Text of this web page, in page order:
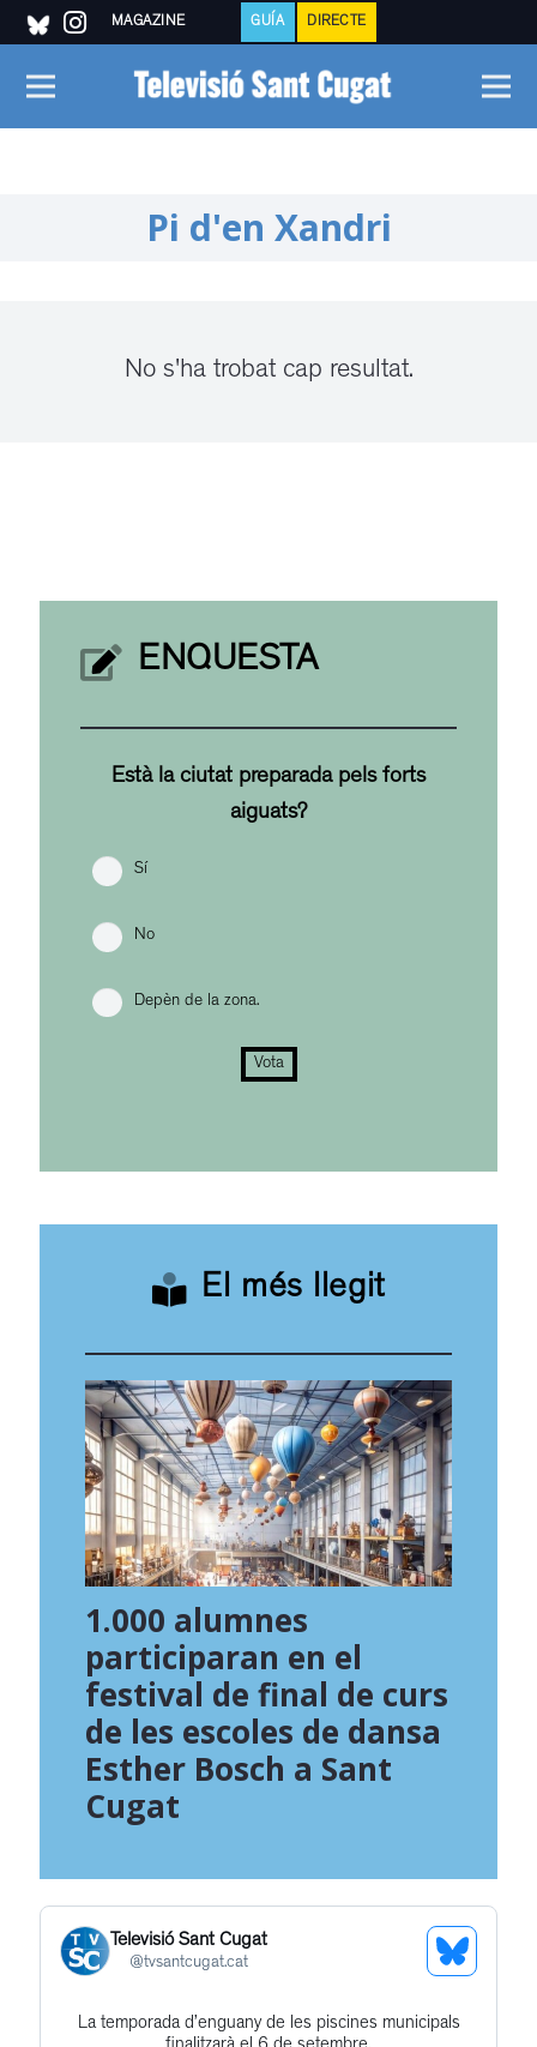
MAGAZINE GUÍA DIRECTE
Pi d'en Xandri
No s'ha trobat cap resultat.
ENQUESTA
Està la ciutat preparada pels forts
aiguats?
Sí
No
Depèn de la zona.
Vota
El més llegit
1.000 alumnes
participaran en el
festival de final de curs
de les escoles de dansa
Esther Bosch a Sant
Cugat
Televisió Sant Cugat
@tvsantcugat.cat
See
Profile
Get
La temporada d’enguany de les piscines municipals